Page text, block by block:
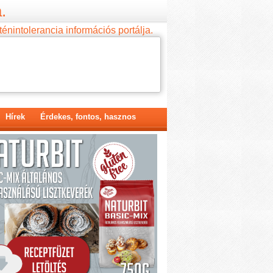
információs portálja.
Hírek Érdekes, fontos, hasznos